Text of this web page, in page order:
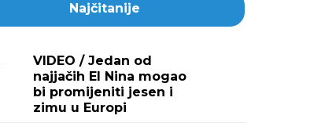
Najčitanije
VIDEO / Jedan od
najjačih El Nina mogao
bi promijeniti jesen i
zimu u Europi